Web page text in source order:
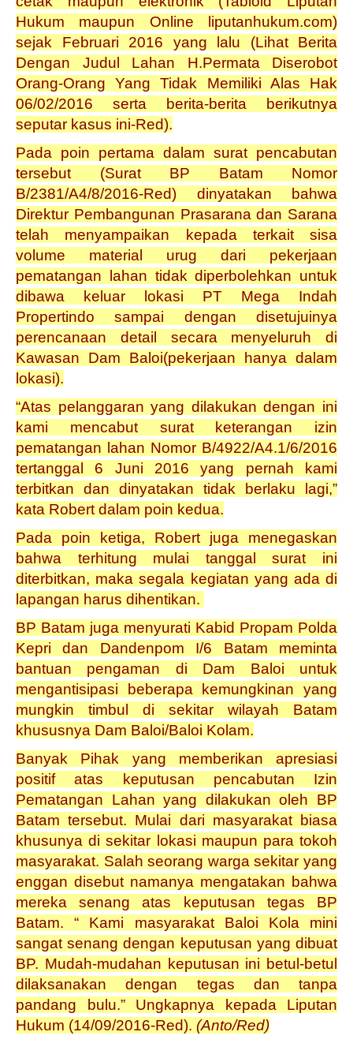
Hukum maupun Online liputanhukum.com)
sejak Februari 2016 yang lalu (Lihat Berita
Dengan Judul Lahan H.Permata Diserobot
Orang-Orang Yang Tidak Memiliki Alas Hak
06/02/2016 serta berita-berita berikutnya
seputar kasus ini-Red).
Pada poin pertama dalam surat pencabutan
tersebut (Surat BP Batam Nomor
B/2381/A4/8/2016-Red) dinyatakan bahwa
Direktur Pembangunan Prasarana dan Sarana
telah menyampaikan kepada terkait sisa
volume material urug dari pekerjaan
pematangan lahan tidak diperbolehkan untuk
dibawa keluar lokasi PT Mega Indah
Propertindo sampai dengan disetujuinya
perencanaan detail secara menyeluruh di
Kawasan Dam Baloi(pekerjaan hanya dalam
lokasi).
“Atas pelanggaran yang dilakukan dengan ini
kami mencabut surat keterangan izin
pematangan lahan Nomor B/4922/A4.1/6/2016
tertanggal 6 Juni 2016 yang pernah kami
terbitkan dan dinyatakan tidak berlaku lagi,”
kata Robert dalam poin kedua.
Pada poin ketiga, Robert juga menegaskan
bahwa terhitung mulai tanggal surat ini
diterbitkan, maka segala kegiatan yang ada di
lapangan harus dihentikan.
BP Batam juga menyurati Kabid Propam Polda
Kepri dan Dandenpom I/6 Batam meminta
bantuan pengaman di Dam Baloi untuk
mengantisipasi beberapa kemungkinan yang
mungkin timbul di sekitar wilayah Batam
khususnya Dam Baloi/Baloi Kolam.
Banyak Pihak yang memberikan apresiasi
positif atas keputusan pencabutan Izin
Pematangan Lahan yang dilakukan oleh BP
Batam tersebut. Mulai dari masyarakat biasa
khusunya di sekitar lokasi maupun para tokoh
masyarakat. Salah seorang warga sekitar yang
enggan disebut namanya mengatakan bahwa
mereka senang atas keputusan tegas BP
Batam. “ Kami masyarakat Baloi Kola mini
sangat senang dengan keputusan yang dibuat
BP. Mudah-mudahan keputusan ini betul-betul
dilaksanakan dengan tegas dan tanpa
pandang bulu.” Ungkapnya kepada Liputan
Hukum (14/09/2016-Red). (Anto/Red)